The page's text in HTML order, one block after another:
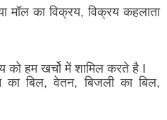
मॉल का विक्रय, विक्रय कहलाता
को हम खर्चो में शामिल करते है I
का बिल, वेतन, बिजली का बिल,